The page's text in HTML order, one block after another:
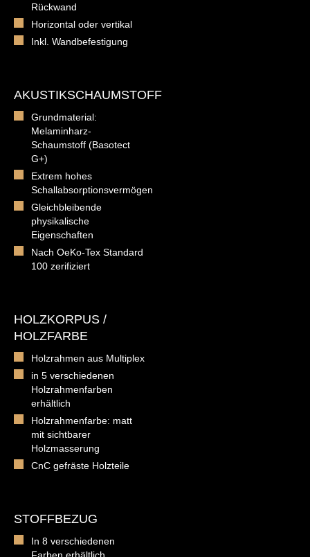
Rückwand
Horizontal oder vertikal
Inkl. Wandbefestigung
AKUSTIKSCHAUMSTOFF
Grundmaterial:
Melaminharz-
Schaumstoff (Basotect
G+)
Extrem hohes
Schallabsorptionsvermögen
Gleichbleibende
physikalische
Eigenschaften
Nach OeKo-Tex Standard
100 zerifiziert
HOLZKORPUS /
HOLZFARBE
Holzrahmen aus Multiplex
in 5 verschiedenen
Holzrahmenfarben
erhältlich
Holzrahmenfarbe: matt
mit sichtbarer
Holzmasserung
CnC gefräste Holzteile
STOFFBEZUG
In 8 verschiedenen